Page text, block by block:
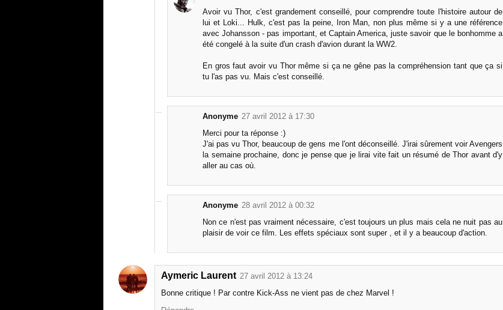
Avoir vu Thor, c'est grandement conseillé, pour comprendre toute l'histoire autour de
lui et Loki... Hulk, c'est pas la peine, Iron Man, non plus même si y a une référence
avec Johansson - pas important, et Captain America, juste savoir que le bonhomme a
été congelé à la suite d'un crash d'avion durant la WW2.
En gros faut avoir vu Thor même si ça ne gêne pas la compréhension tant que ça si
tu l'as pas vu. Mais c'est conseillé.
Anonyme 27 avril 2012 à 17:30
Merci pour ta réponse :)
J'ai pas vu Thor, beaucoup de gens me l'ont déconseillé. J'irai sûrement voir Avengers
la semaine prochaine, donc je pense que je lirai vite fait un résumé de Thor avant d'y
aller au cas où.
Anonyme 28 avril 2012 à 00:32
Non ce n'est pas vraiment nécessaire, c'est toujours un plus mais cela ne nuit pas au
plaisir de voir ce film. Les effets spéciaux sont super , et il y a beaucoup d'action.
Aymeric Laurent 27 avril 2012 à 13:24
Bonne critique ! Par contre Kick-Ass ne vient pas de chez Marvel !